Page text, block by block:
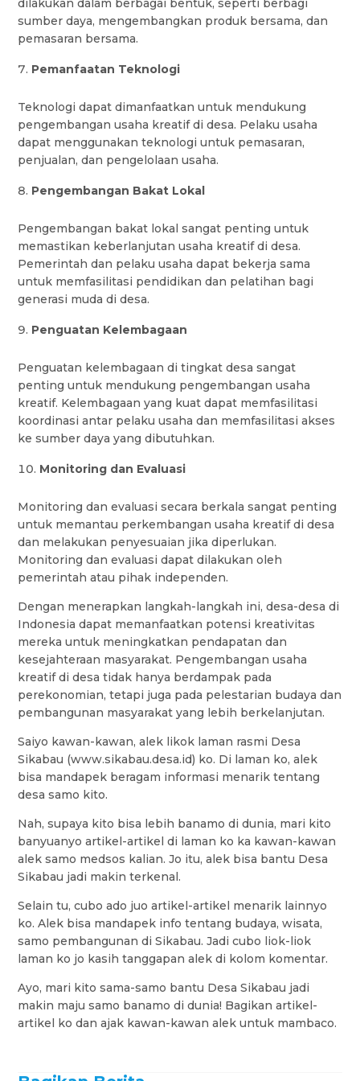
dilakukan dalam berbagai bentuk, seperti berbagi
sumber daya, mengembangkan produk bersama, dan
pemasaran bersama.
Pemanfaatan Teknologi
Teknologi dapat dimanfaatkan untuk mendukung
pengembangan usaha kreatif di desa. Pelaku usaha
dapat menggunakan teknologi untuk pemasaran,
penjualan, dan pengelolaan usaha.
Pengembangan Bakat Lokal
Pengembangan bakat lokal sangat penting untuk
memastikan keberlanjutan usaha kreatif di desa.
Pemerintah dan pelaku usaha dapat bekerja sama
untuk memfasilitasi pendidikan dan pelatihan bagi
generasi muda di desa.
Penguatan Kelembagaan
Penguatan kelembagaan di tingkat desa sangat
penting untuk mendukung pengembangan usaha
kreatif. Kelembagaan yang kuat dapat memfasilitasi
koordinasi antar pelaku usaha dan memfasilitasi akses
ke sumber daya yang dibutuhkan.
Monitoring dan Evaluasi
Monitoring dan evaluasi secara berkala sangat penting
untuk memantau perkembangan usaha kreatif di desa
dan melakukan penyesuaian jika diperlukan.
Monitoring dan evaluasi dapat dilakukan oleh
pemerintah atau pihak independen.
Dengan menerapkan langkah-langkah ini, desa-desa di
Indonesia dapat memanfaatkan potensi kreativitas
mereka untuk meningkatkan pendapatan dan
kesejahteraan masyarakat. Pengembangan usaha
kreatif di desa tidak hanya berdampak pada
perekonomian, tetapi juga pada pelestarian budaya dan
pembangunan masyarakat yang lebih berkelanjutan.
Saiyo kawan-kawan, alek likok laman rasmi Desa
Sikabau (www.sikabau.desa.id) ko. Di laman ko, alek
bisa mandapek beragam informasi menarik tentang
desa samo kito.
Nah, supaya kito bisa lebih banamo di dunia, mari kito
banyuanyo artikel-artikel di laman ko ka kawan-kawan
alek samo medsos kalian. Jo itu, alek bisa bantu Desa
Sikabau jadi makin terkenal.
Selain tu, cubo ado juo artikel-artikel menarik lainnyo
ko. Alek bisa mandapek info tentang budaya, wisata,
samo pembangunan di Sikabau. Jadi cubo liok-liok
laman ko jo kasih tanggapan alek di kolom komentar.
Ayo, mari kito sama-samo bantu Desa Sikabau jadi
makin maju samo banamo di dunia! Bagikan artikel-
artikel ko dan ajak kawan-kawan alek untuk mambaco.